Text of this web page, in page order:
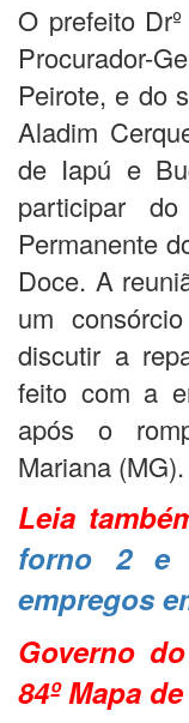
O prefeito
Procurador-
Peirote, e do
Aladim
de Iapú e
participar
Permanente
Doce. A
um
discutir a
feito com a
após o
Mariana (MG).
Leia
forno 2 e
empregos
Governo
84º Mapa